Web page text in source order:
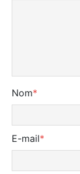
Nom*
E-mail*